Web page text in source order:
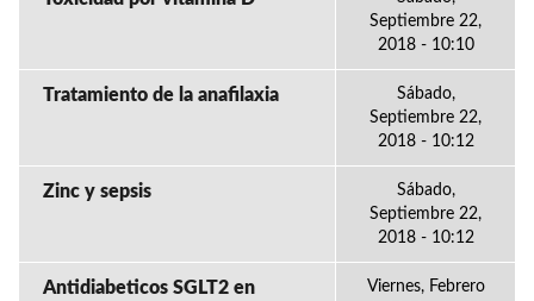
Septiembre 22,
2018 - 10:10
Tratamiento de la anafilaxia
Sábado,
Septiembre 22,
2018 - 10:12
Zinc y sepsis
Sábado,
Septiembre 22,
2018 - 10:12
Antidiabeticos SGLT2 en
Viernes, Febrero